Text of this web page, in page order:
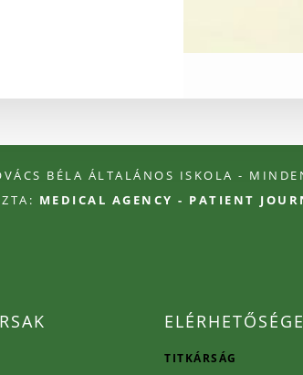
BÉLA ÁLTALÁNOS ISKOLA -
MEDICAL AGENCY - PATIENT
TITKÁRSÁG